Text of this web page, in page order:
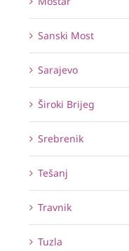
Sanski Most
Sarajevo
Široki Brijeg
Srebrenik
Tešanj
Travnik
Tuzla